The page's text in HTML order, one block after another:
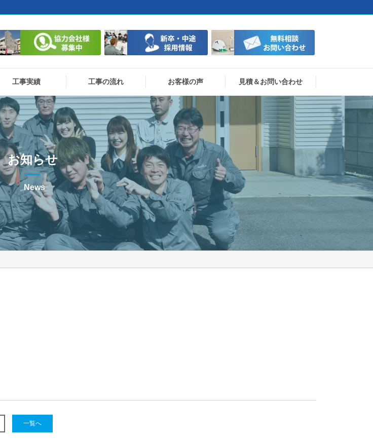
工事実績 工事の流れ お客様の声 見積＆お問い合わせ
お知らせ
News
一覧へ